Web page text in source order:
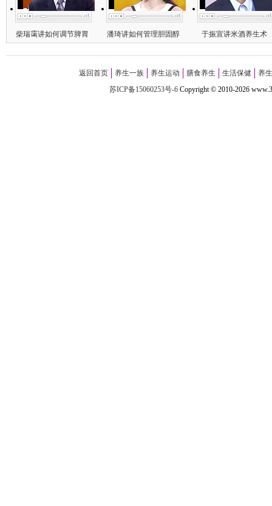
柴瑞霭讲如何调节脾胃 潘琦讲如何管理胆固醇 于振宣讲米酒养生术
返回首页 养生一族 养生运动 膳食养生 生活保健
养
苏ICP备15060253号-6Copyright©2010-2026